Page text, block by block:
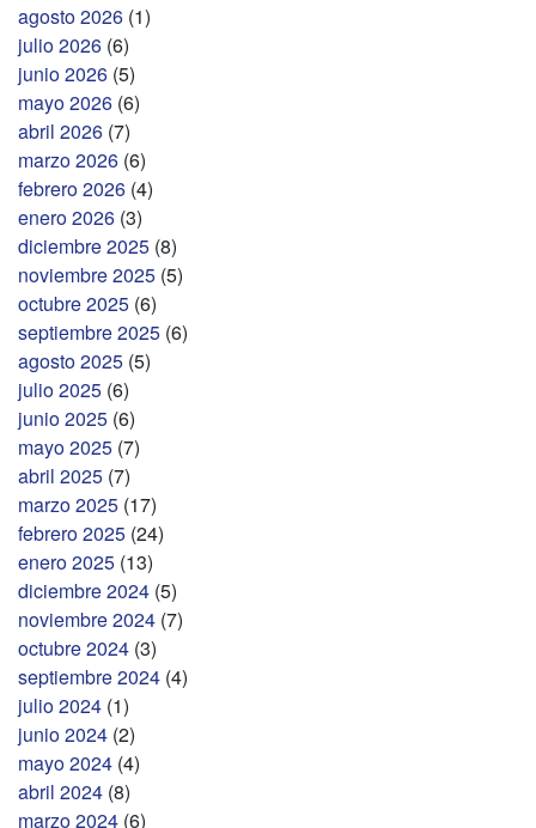
agosto 2026 (1)
julio 2026 (6)
junio 2026 (5)
mayo 2026 (6)
abril 2026 (7)
marzo 2026 (6)
febrero 2026 (4)
enero 2026 (3)
diciembre 2025 (8)
noviembre 2025 (5)
octubre 2025 (6)
septiembre 2025 (6)
agosto 2025 (5)
julio 2025 (6)
junio 2025 (6)
mayo 2025 (7)
abril 2025 (7)
marzo 2025 (17)
febrero 2025 (24)
enero 2025 (13)
diciembre 2024 (5)
noviembre 2024 (7)
octubre 2024 (3)
septiembre 2024 (4)
julio 2024 (1)
junio 2024 (2)
mayo 2024 (4)
abril 2024 (8)
marzo 2024 (6)